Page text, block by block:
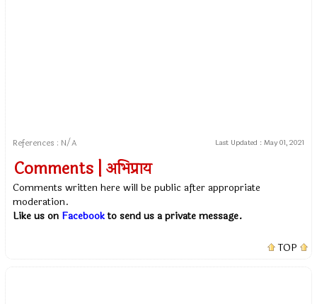
References : N/A Last Updated : May 01, 2021
Comments | अभिप्राय
Comments written here will be public after appropriate
moderation.
Like us on Facebookto send us a private message.
TOP